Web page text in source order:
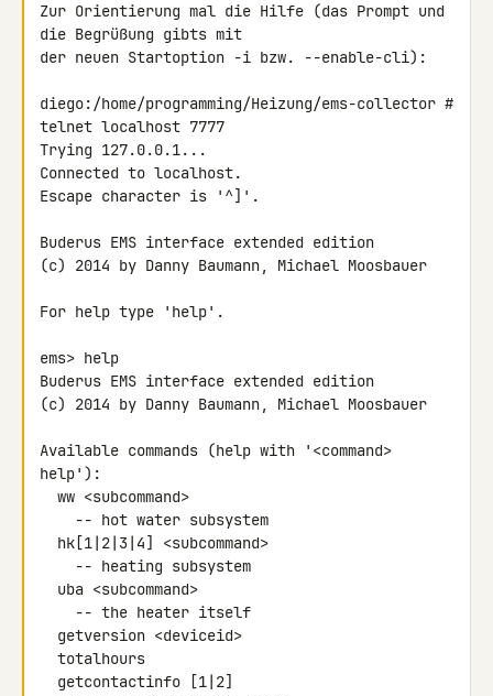
Zur Orientierung mal die Hilfe (das Prompt und
die Begrüßung gibts mit
der neuen Startoption -i bzw. --enable-cli):
diego:/home/programming/Heizung/ems-collector #
telnet localhost 7777
Trying 127.0.0.1...
Connected to localhost.
Escape character is '^]'.
Buderus EMS interface extended edition
(c) 2014 by Danny Baumann, Michael Moosbauer
For help type 'help'.
ems> help
Buderus EMS interface extended edition
(c) 2014 by Danny Baumann, Michael Moosbauer
Available commands (help with '<command>
help'):